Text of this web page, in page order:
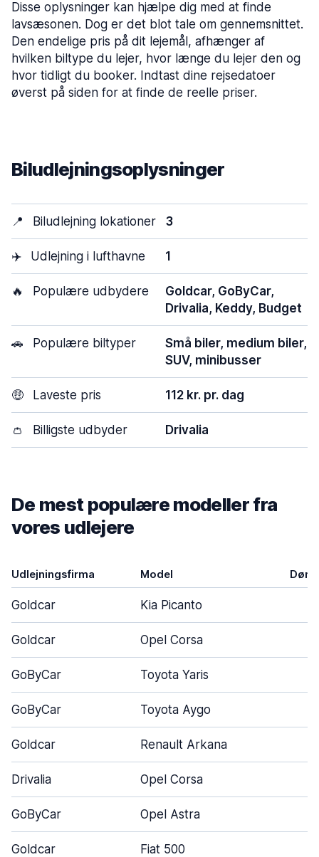
Disse oplysninger kan hjælpe dig med at finde
lavsæsonen. Dog er det blot tale om gennemsnittet.
Den endelige pris på dit lejemål, afhænger af
hvilken biltype du lejer, hvor længe du lejer den og
hvor tidligt du booker. Indtast dine rejsedatoer
øverst på siden for at finde de reelle priser.
Biludlejningsoplysninger
📍 Biludlejning lokationer 3
✈️ Udlejning i lufthavne 1
🔥 Populære udbydere
Goldcar, GoByCar,
Drivalia, Keddy, Budget
🚗 Populære biltyper
Små biler, medium biler,
SUV, minibusser
🤑 Laveste pris 112 kr. pr. dag
👛 Billigste udbyder Drivalia
De mest populære modeller fra
vores udlejere
Udlejningsfirma Model Døre
Goldcar Kia Picanto
Goldcar Opel Corsa
GoByCar Toyota Yaris
GoByCar Toyota Aygo
Goldcar Renault Arkana
Drivalia Opel Corsa
GoByCar Opel Astra
Goldcar Fiat 500